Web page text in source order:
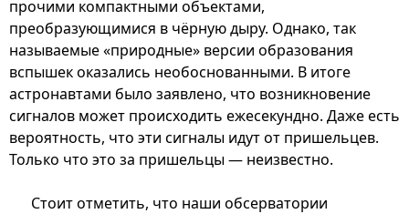
прочими компактными объектами,
преобразующимися в чёрную дыру. Однако, так
называемые «природные» версии образования
вспышек оказались необоснованными. В итоге
астронавтами было заявлено, что возникновение
сигналов может происходить ежесекундно. Даже есть
вероятность, что эти сигналы идут от пришельцев.
Только что это за пришельцы — неизвестно.
Стоит отметить, что наши обсерватории